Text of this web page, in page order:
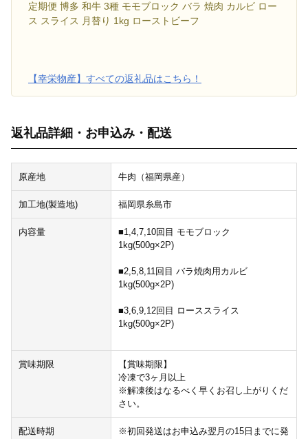
定期便 博多 和牛 3種 モモブロック バラ 焼肉 カルビ ロー
ス スライス 月替り 1kg ローストビーフ
【幸栄物産】すべての返礼品はこちら！
返礼品詳細・お申込み・配送
原産地 牛肉（福岡県産）
加工地(製造地) 福岡県糸島市
内容量
■1,4,7,10回目 モモブロック
1kg(500g×2P)
■2,5,8,11回目 バラ焼肉用カルビ
1kg(500g×2P)
■3,6,9,12回目 ローススライス
1kg(500g×2P)
賞味期限
【賞味期限】
冷凍で3ヶ月以上
※解凍後はなるべく早くお召し上がりくだ
さい。
配送時期 ※初回発送はお申込み翌月の15日までに発